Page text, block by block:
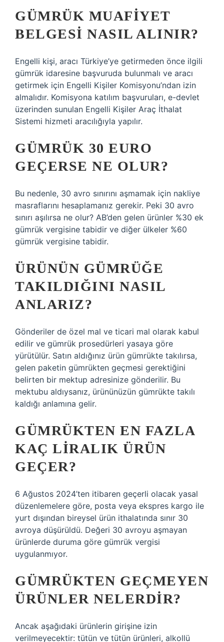
GÜMRÜK MUAFIYET
BELGESI NASIL ALINIR?
Engelli kişi, aracı Türkiye’ye getirmeden önce ilgili
gümrük idaresine başvuruda bulunmalı ve aracı
getirmek için Engelli Kişiler Komisyonu’ndan izin
almalıdır. Komisyona katılım başvuruları, e-devlet
üzerinden sunulan Engelli Kişiler Araç İthalat
Sistemi hizmeti aracılığıyla yapılır.
GÜMRÜK 30 EURO
GEÇERSE NE OLUR?
Bu nedenle, 30 avro sınırını aşmamak için nakliye
masraflarını hesaplamanız gerekir. Peki 30 avro
sınırı aşılırsa ne olur? AB’den gelen ürünler %30 ek
gümrük vergisine tabidir ve diğer ülkeler %60
gümrük vergisine tabidir.
ÜRÜNÜN GÜMRÜĞE
TAKILDIĞINI NASIL
ANLARIZ?
Gönderiler de özel mal ve ticari mal olarak kabul
edilir ve gümrük prosedürleri yasaya göre
yürütülür. Satın aldığınız ürün gümrükte takılırsa,
gelen paketin gümrükten geçmesi gerektiğini
belirten bir mektup adresinize gönderilir. Bu
mektubu aldıysanız, ürününüzün gümrükte takılı
kaldığı anlamına gelir.
GÜMRÜKTEN EN FAZLA
KAÇ LIRALIK ÜRÜN
GEÇER?
6 Ağustos 2024’ten itibaren geçerli olacak yasal
düzenlemelere göre, posta veya ekspres kargo ile
yurt dışından bireysel ürün ithalatında sınır 30
avroya düşürüldü. Değeri 30 avroyu aşmayan
ürünlerde duruma göre gümrük vergisi
uygulanmıyor.
GÜMRÜKTEN GEÇMEYEN
ÜRÜNLER NELERDIR?
Ancak aşağıdaki ürünlerin girişine izin
verilmeyecektir: tütün ve tütün ürünleri, alkollü